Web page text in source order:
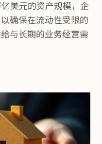
美元的资产规模，企
确保在流动性受限的
与长期的业务经营需